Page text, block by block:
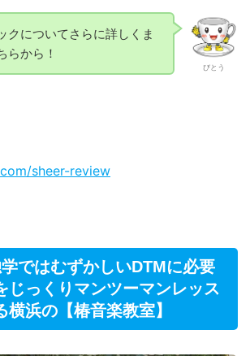
びとう
クについてさらに詳しくま
らから！
sheer-review
学ではむずかしいDTMに必要
じっくりマンツーマンレッス
横浜の【椿音楽教室】